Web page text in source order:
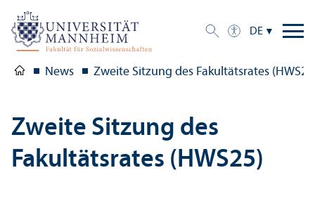
DE
News Zweite Sitzung des Fakultäts­rates
Zweite Sitzung des
Fakultäts­rates (HWS25)